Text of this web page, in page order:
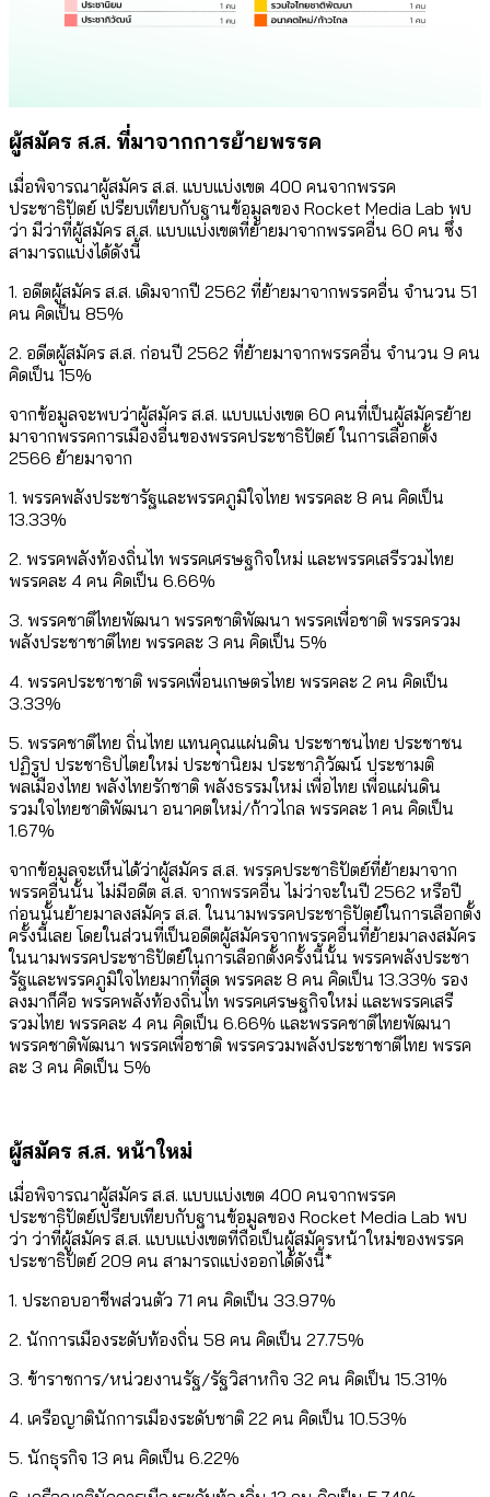
ผู้สมัคร ส.ส. ที่มาจากการย้ายพรรค
เมื่อพิจารณาผู้สมัคร ส.ส. แบบแบ่งเขต 400 คนจากพรรค
ประชาธิปัตย์ เปรียบเทียบกับฐานข้อมูลของ Rocket Media Lab พบ
ว่า มีว่าที่ผู้สมัคร ส.ส. แบบแบ่งเขตที่ย้ายมาจากพรรคอื่น 60 คน ซึ่ง
สามารถแบ่งได้ดังนี้
1. อดีตผู้สมัคร ส.ส. เดิมจากปี 2562 ที่ย้ายมาจากพรรคอื่น จำนวน 51
คน คิดเป็น 85%
2. อดีตผู้สมัคร ส.ส. ก่อนปี 2562 ที่ย้ายมาจากพรรคอื่น จำนวน 9 คน
คิดเป็น 15%
จากข้อมูลจะพบว่าผู้สมัคร ส.ส. แบบแบ่งเขต 60 คนที่เป็นผู้สมัครย้าย
มาจากพรรคการเมืองอื่นของพรรคประชาธิปัตย์ ในการเลือกตั้ง
2566 ย้ายมาจาก
1. พรรคพลังประชารัฐและพรรคภูมิใจไทย พรรคละ 8 คน คิดเป็น
13.33%
2. พรรคพลังท้องถิ่นไท พรรคเศรษฐกิจใหม่ และพรรคเสรีรวมไทย
พรรคละ 4 คน คิดเป็น 6.66%
3. พรรคชาติไทยพัฒนา พรรคชาติพัฒนา พรรคเพื่อชาติ พรรครวม
พลังประชาชาติไทย พรรคละ 3 คน คิดเป็น 5%
4. พรรคประชาชาติ พรรคเพื่อนเกษตรไทย พรรคละ 2 คน คิดเป็น
3.33%
5. พรรคชาติไทย ถิ่นไทย แทนคุณแผ่นดิน ประชาชนไทย ประชาชน
ปฏิรูป ประชาธิปไตยใหม่ ประชานิยม ประชาภิวัฒน์ ประชามติ
พลเมืองไทย พลังไทยรักชาติ พลังธรรมใหม่ เพื่อไทย เพื่อแผ่นดิน
รวมใจไทยชาติพัฒนา อนาคตใหม่/ก้าวไกล พรรคละ 1 คน คิดเป็น
1.67%
จากข้อมูลจะเห็นได้ว่าผู้สมัคร ส.ส. พรรคประชาธิปัตย์ที่ย้ายมาจาก
พรรคอื่นนั้น ไม่มีอดีต ส.ส. จากพรรคอื่น ไม่ว่าจะในปี 2562 หรือปี
ก่อนนั้นย้ายมาลงสมัคร ส.ส. ในนามพรรคประชาธิปัตย์ในการเลือกตั้ง
ครั้งนี้เลย โดยในส่วนที่เป็นอดีตผู้สมัครจากพรรคอื่นที่ย้ายมาลงสมัคร
ในนามพรรคประชาธิปัตย์ในการเลือกตั้งครั้งนี้นั้น พรรคพลังประชา
รัฐและพรรคภูมิใจไทยมากที่สุด พรรคละ 8 คน คิดเป็น 13.33% รอง
ลงมาก็คือ พรรคพลังท้องถิ่นไท พรรคเศรษฐกิจใหม่ และพรรคเสรี
รวมไทย พรรคละ 4 คน คิดเป็น 6.66% และพรรคชาติไทยพัฒนา
พรรคชาติพัฒนา พรรคเพื่อชาติ พรรครวมพลังประชาชาติไทย พรรค
ละ 3 คน คิดเป็น 5%
ผู้สมัคร ส.ส. หน้าใหม่
เมื่อพิจารณาผู้สมัคร ส.ส. แบบแบ่งเขต 400 คนจากพรรค
ประชาธิปัตย์เปรียบเทียบกับฐานข้อมูลของ Rocket Media Lab พบ
ว่า ว่าที่ผู้สมัคร ส.ส. แบบแบ่งเขตที่ถือเป็นผู้สมัครหน้าใหม่ของพรรค
ประชาธิปัตย์ 209 คน สามารถแบ่งออกได้ดังนี้*
1. ประกอบอาชีพส่วนตัว 71 คน คิดเป็น 33.97%
2. นักการเมืองระดับท้องถิ่น 58 คน คิดเป็น 27.75%
3. ข้าราชการ/หน่วยงานรัฐ/รัฐวิสาหกิจ 32 คน คิดเป็น 15.31%
4. เครือญาตินักการเมืองระดับชาติ 22 คน คิดเป็น 10.53%
5. นักธุรกิจ 13 คน คิดเป็น 6.22%